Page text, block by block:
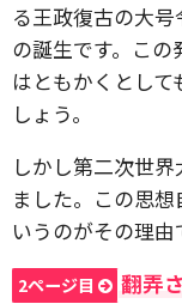
る王政復古の大
の誕生です。この
はともかくとし
しょう。
しかし第二次世
ました。この思
いうのがその理由
2ページ目 翻弄